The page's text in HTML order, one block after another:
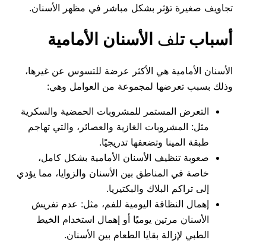
تجاويف صغيرة تؤثر بشكل مباشر في مظهر الأسنان.
أسباب تلفالأسنان الأمامية
الأسنان الأمامية هي الأكثر عرضة للتسوس عن غيرها،
وذلك بسبب تعرضها لمجموعة من العوامل وهي:
التعرض المستمر للمشروبات الحمضية والسكرية
مثل: المشروبات الغازية والعصائر، والتي تهاجم
طبقة المينا وتضعفها تدريجيًا.
صعوبة تنظيف الأسنان الأمامية بشكل كامل،
خاصة في المناطق بين الأسنان والزوايا، مما يؤدي
إلى تراكم البلاك والبكتيريا.
إهمال النظافة اليومية للفم، مثل: عدم تفريش
الأسنان مرتين يوميًا أو إهمال استخدام الخيط
الطبي لإزالة بقايا الطعام بين الأسنان.